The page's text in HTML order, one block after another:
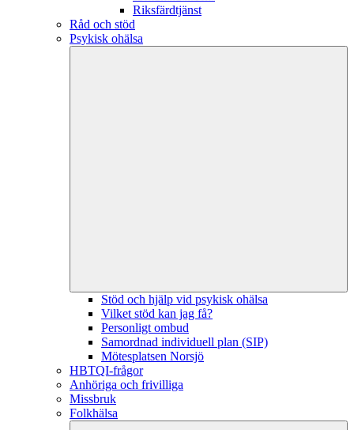
Riksfärdtjänst
Råd och stöd
Psykisk ohälsa
Stöd och hjälp vid psykisk ohälsa
Vilket stöd kan jag få?
Personligt ombud
Samordnad individuell plan (SIP)
Mötesplatsen Norsjö
HBTQI-frågor
Anhöriga och frivilliga
Missbruk
Folkhälsa